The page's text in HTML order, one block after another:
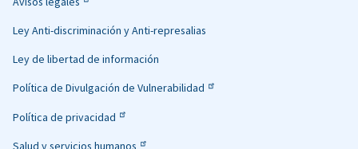
Links
Ley Anti-discriminación y Anti-represalias
Ley de libertad de información
Política de Divulgación de Vulnerabilidad
Política de privacidad
Salud y servicios humanos